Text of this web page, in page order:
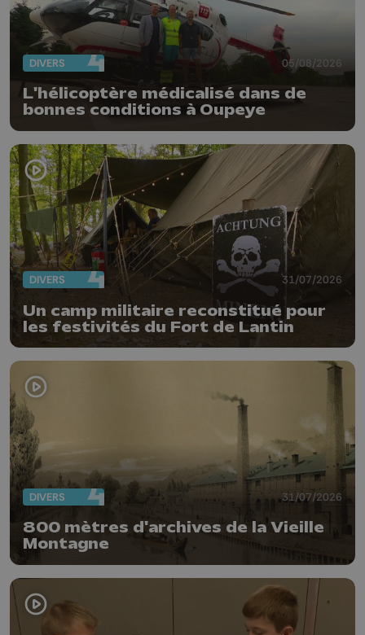
DIVERS 05/08/2026
L'hélicoptère médicalisé dans de
bonnes conditions à Oupeye
DIVERS 31/07/2026
Un camp militaire reconstitué pour
les festivités du Fort de Lantin
DIVERS 31/07/2026
800 mètres d'archives de la Vieille
Montagne